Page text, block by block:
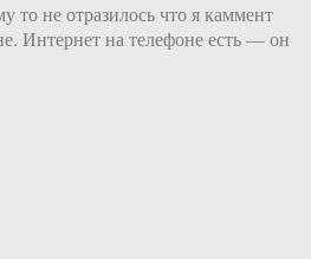
то не отразилось что я каммент
Интернет на телефоне есть — он